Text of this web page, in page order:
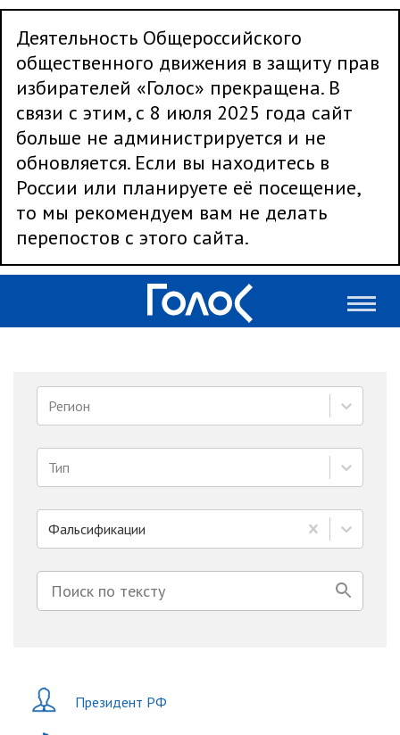
Деятельность Общероссийского
общественного движения в защиту прав
избирателей «Голос» прекращена. В
связи с этим, с 8 июля 2025 года сайт
больше не администрируется и не
обновляется. Если вы находитесь в
России или планируете её посещение,
то мы рекомендуем вам не делать
перепостов с этого сайта.
Регион
Тип
Фальсификации
Президент РФ